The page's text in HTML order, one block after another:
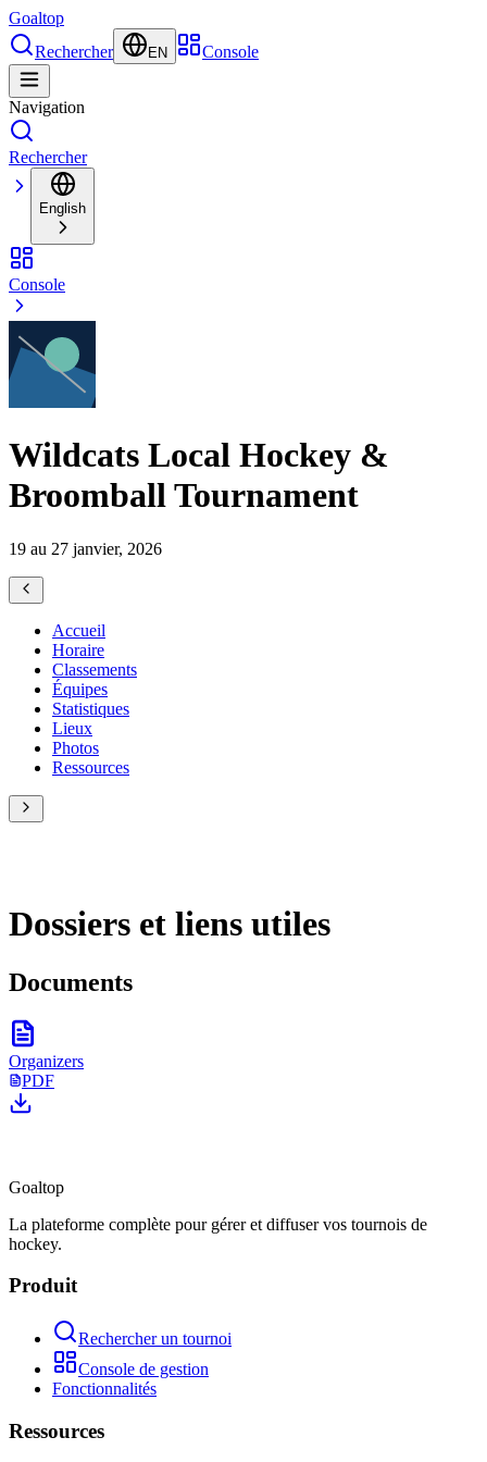
Goaltop
Rechercher
EN Console
Navigation
Rechercher
English
Console
Wildcats Local Hockey &
Broomball Tournament
19 au 27 janvier, 2026
Accueil
Horaire
Classements
Équipes
Statistiques
Lieux
Photos
Ressources
Dossiers et liens utiles
Documents
Organizers
PDF
Goaltop
La plateforme complète pour gérer et diffuser vos tournois de
hockey.
Produit
Rechercher un tournoi
Console de gestion
Fonctionnalités
Ressources